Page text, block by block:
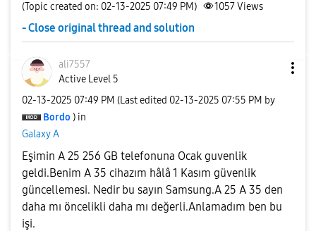
(Topic created on: 02-13-2025 07:49 PM) 1057Views
- Close original thread and solution
ali7557
Active Level 5
‎02-13-2025 07:49 PM (Last edited ‎02-13-2025 07:55 PM by
Bordo ) in
Galaxy A
Eşimin A 25 256 GB telefonuna Ocak guvenlik
geldi.Benim A 35 cihazım hâlâ 1 Kasım güvenlik
güncellemesi. Nedir bu sayın Samsung.A 25 A 35 den
daha mı öncelikli daha mı değerli.Anlamadım ben bu
işi.